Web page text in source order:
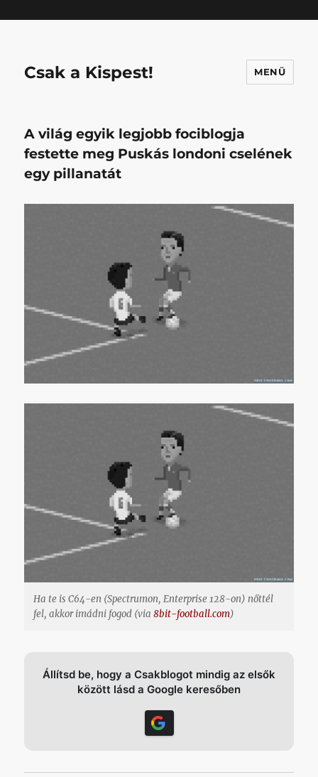
Csak a Kispest! MENÜ
A világ egyik legjobb fociblogja
festette meg Puskás londoni cselének
egy pillanatát
Ha te is C64-en (Spectrumon, Enterprise 128-on) nőttél
fel, akkor imádni fogod (via8bit-football.com)
Állítsd be, hogy a Csakblogot mindig az elsők
között lásd a Google keresőben